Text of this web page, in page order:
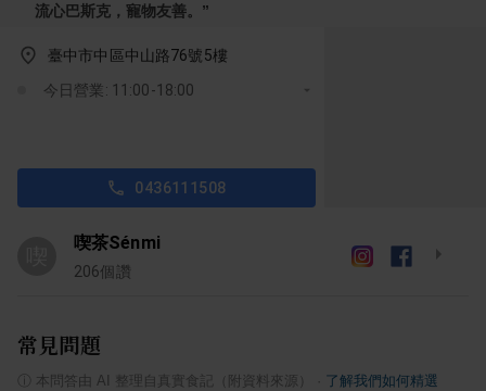
流心巴斯克，寵物友善。 ”
臺中市中區中山路76號5樓
今日營業: 11:00-18:00
0436111508
喫茶Sénmi
206個讚
常見問題
本問答由 AI 整理自真實食記（附資料來源） 了解我們如何精選